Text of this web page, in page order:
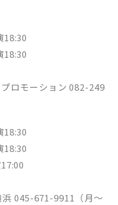
18:30
18:30
ロモーション 082-249
18:30
18:30
045-671-9911（月～